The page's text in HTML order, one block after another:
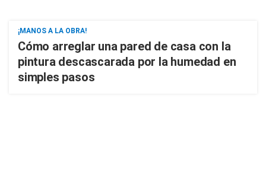
¡MANOS A LA OBRA!
Cómo arreglar una pared de casa con la
pintura descascarada por la humedad en
simples pasos